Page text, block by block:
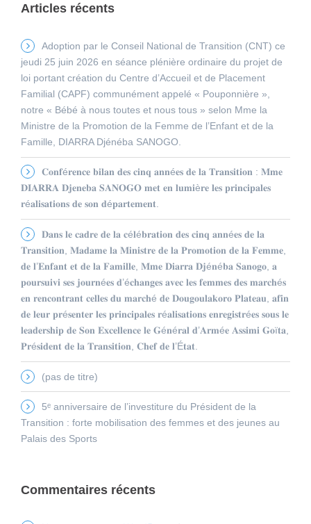
Articles récents
Adoption par le Conseil National de Transition (CNT) ce
jeudi 25 juin 2026 en séance plénière ordinaire du projet de
loi portant création du Centre d’Accueil et de Placement
Familial (CAPF) communément appelé « Pouponnière »,
notre « Bébé à nous toutes et nous tous » selon Mme la
Ministre de la Promotion de la Femme de l’Enfant et de la
Famille, DIARRA Djénéba SANOGO.
𝐂𝐨𝐧𝐟é𝐫𝐞𝐧𝐜𝐞 𝐛𝐢𝐥𝐚𝐧 𝐝𝐞𝐬 𝐜𝐢𝐧𝐪 𝐚𝐧𝐧é𝐞𝐬 𝐝𝐞 𝐥𝐚 𝐓𝐫𝐚𝐧𝐬𝐢𝐭𝐢𝐨𝐧 : 𝐌𝐦𝐞
𝐃𝐈𝐀𝐑𝐑𝐀 𝐃𝐣𝐞𝐧𝐞𝐛𝐚 𝐒𝐀𝐍𝐎𝐆𝐎 𝐦𝐞𝐭 𝐞𝐧 𝐥𝐮𝐦𝐢è𝐫𝐞 𝐥𝐞𝐬 𝐩𝐫𝐢𝐧𝐜𝐢𝐩𝐚𝐥𝐞𝐬
𝐫é𝐚𝐥𝐢𝐬𝐚𝐭𝐢𝐨𝐧𝐬 𝐝𝐞 𝐬𝐨𝐧 𝐝é𝐩𝐚𝐫𝐭𝐞𝐦𝐞𝐧𝐭.
𝐃𝐚𝐧𝐬 𝐥𝐞 𝐜𝐚𝐝𝐫𝐞 𝐝𝐞 𝐥𝐚 𝐜é𝐥é𝐛𝐫𝐚𝐭𝐢𝐨𝐧 𝐝𝐞𝐬 𝐜𝐢𝐧𝐪 𝐚𝐧𝐧é𝐞𝐬 𝐝𝐞 𝐥𝐚
𝐓𝐫𝐚𝐧𝐬𝐢𝐭𝐢𝐨𝐧, 𝐌𝐚𝐝𝐚𝐦𝐞 𝐥𝐚 𝐌𝐢𝐧𝐢𝐬𝐭𝐫𝐞 𝐝𝐞 𝐥𝐚 𝐏𝐫𝐨𝐦𝐨𝐭𝐢𝐨𝐧 𝐝𝐞 𝐥𝐚 𝐅𝐞𝐦𝐦𝐞,
𝐝𝐞 𝐥’𝐄𝐧𝐟𝐚𝐧𝐭 𝐞𝐭 𝐝𝐞 𝐥𝐚 𝐅𝐚𝐦𝐢𝐥𝐥𝐞, 𝐌𝐦𝐞 𝐃𝐢𝐚𝐫𝐫𝐚 𝐃𝐣é𝐧é𝐛𝐚 𝐒𝐚𝐧𝐨𝐠𝐨, 𝐚
𝐩𝐨𝐮𝐫𝐬𝐮𝐢𝐯𝐢 𝐬𝐞𝐬 𝐣𝐨𝐮𝐫𝐧é𝐞𝐬 𝐝’é𝐜𝐡𝐚𝐧𝐠𝐞𝐬 𝐚𝐯𝐞𝐜 𝐥𝐞𝐬 𝐟𝐞𝐦𝐦𝐞𝐬 𝐝𝐞𝐬 𝐦𝐚𝐫𝐜𝐡é𝐬
𝐞𝐧 𝐫𝐞𝐧𝐜𝐨𝐧𝐭𝐫𝐚𝐧𝐭 𝐜𝐞𝐥𝐥𝐞𝐬 𝐝𝐮 𝐦𝐚𝐫𝐜𝐡é 𝐝𝐞 𝐃𝐨𝐮𝐠𝐨𝐮𝐥𝐚𝐤𝐨𝐫𝐨 𝐏𝐥𝐚𝐭𝐞𝐚𝐮, 𝐚𝐟𝐢𝐧
𝐝𝐞 𝐥𝐞𝐮𝐫 𝐩𝐫é𝐬𝐞𝐧𝐭𝐞𝐫 𝐥𝐞𝐬 𝐩𝐫𝐢𝐧𝐜𝐢𝐩𝐚𝐥𝐞𝐬 𝐫é𝐚𝐥𝐢𝐬𝐚𝐭𝐢𝐨𝐧𝐬 𝐞𝐧𝐫𝐞𝐠𝐢𝐬𝐭𝐫é𝐞𝐬 𝐬𝐨𝐮𝐬 𝐥𝐞
𝐥𝐞𝐚𝐝𝐞𝐫𝐬𝐡𝐢𝐩 𝐝𝐞 𝐒𝐨𝐧 𝐄𝐱𝐜𝐞𝐥𝐥𝐞𝐧𝐜𝐞 𝐥𝐞 𝐆é𝐧é𝐫𝐚𝐥 𝐝’𝐀𝐫𝐦é𝐞 𝐀𝐬𝐬𝐢𝐦𝐢 𝐆𝐨ï𝐭𝐚,
𝐏𝐫é𝐬𝐢𝐝𝐞𝐧𝐭 𝐝𝐞 𝐥𝐚 𝐓𝐫𝐚𝐧𝐬𝐢𝐭𝐢𝐨𝐧, 𝐂𝐡𝐞𝐟 𝐝𝐞 𝐥’É𝐭𝐚𝐭.
(pas de titre)
5ᵉ anniversaire de l’investiture du Président de la
Transition : forte mobilisation des femmes et des jeunes au
Palais des Sports
Commentaires récents